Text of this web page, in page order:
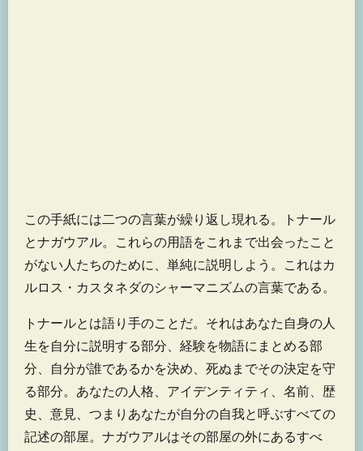
この手紙には二つの言葉が繰り返し現れる。トナール
とナガウアル。これらの用語をこれまで出会ったこと
がない人たちのために、単純に説明しよう。これはカ
ルロス・カスタネダのシャーマニズムの言葉である。
トナールとは語り手のことだ。それはあなた自身の人
生を自分に説明する部分、経験を物語にまとめる部
分、自分が誰であるかを決め、死ぬまでその決定を守
る部分。あなたの人格、アイデンティティ、名前、歴
史、意見、つまりあなたが自分の自我と呼ぶすべての
記述の部屋。ナガウアルはその部屋の外にあるすべ